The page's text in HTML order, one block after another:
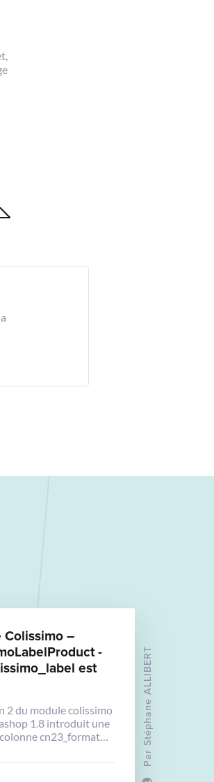
Par
Stéphane ALLIBERT
Colissimo –
-
est
2 du module colissimo
1.8 introduit une
cn23_format
n’est pas présente